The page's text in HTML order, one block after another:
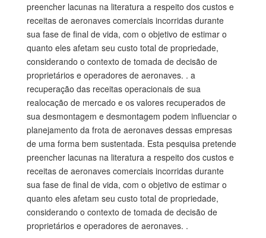
preencher lacunas na literatura a respeito dos custos e
receitas de aeronaves comerciais incorridas durante
sua fase de final de vida, com o objetivo de estimar o
quanto eles afetam seu custo total de propriedade,
considerando o contexto de tomada de decisão de
proprietários e operadores de aeronaves. . a
recuperação das receitas operacionais de sua
realocação de mercado e os valores recuperados de
sua desmontagem e desmontagem podem influenciar o
planejamento da frota de aeronaves dessas empresas
de uma forma bem sustentada. Esta pesquisa pretende
preencher lacunas na literatura a respeito dos custos e
receitas de aeronaves comerciais incorridas durante
sua fase de final de vida, com o objetivo de estimar o
quanto eles afetam seu custo total de propriedade,
considerando o contexto de tomada de decisão de
proprietários e operadores de aeronaves. .